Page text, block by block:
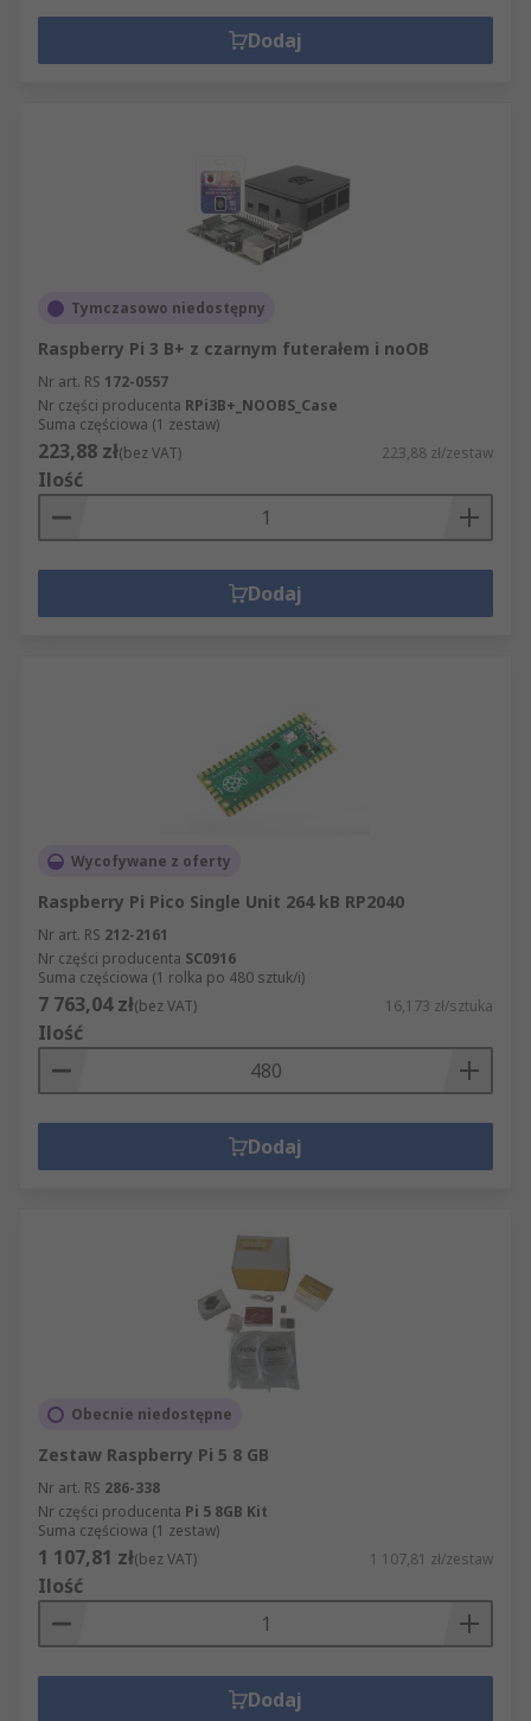
Dodaj
Tymczasowo niedostępny
Raspberry Pi 3 B+ z czarnym futerałem i noOB
Nr art. RS 172-0557
Nr części producenta RPi3B+_NOOBS_Case
Suma częściowa (1 zestaw)
223,88 zł(bez VAT) 223,88 zł/zestaw
Ilość
Dodaj
Wycofywane z oferty
Raspberry Pi Pico Single Unit 264 kB RP2040
Nr art. RS 212-2161
Nr części producenta SC0916
Suma częściowa (1 rolka po 480 sztuk/i)
7 763,04 zł(bez VAT) 16,173 zł/sztuka
Ilość
Dodaj
Obecnie niedostępne
Zestaw Raspberry Pi 5 8 GB
Nr art. RS 286-338
Nr części producenta Pi 5 8GB Kit
Suma częściowa (1 zestaw)
1 107,81 zł(bez VAT) 1 107,81 zł/zestaw
Ilość
Dodaj